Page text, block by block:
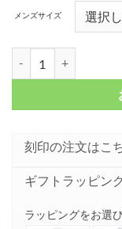
メンズサイズ
刻印の注文はこ
ギフトラッピン
ラッピングをお選